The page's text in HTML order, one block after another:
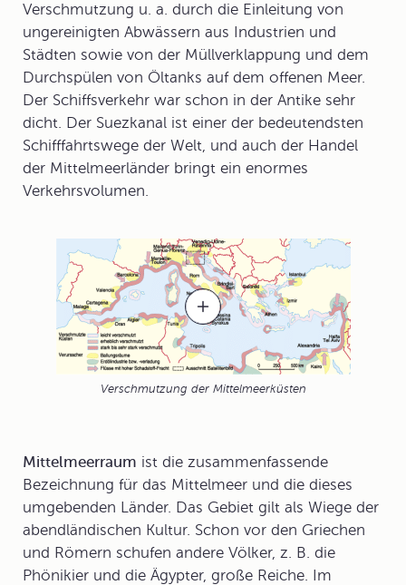
Verschmutzung u. a. durch die Einleitung von
ungereinigten Abwässern aus Industrien und
Städten sowie von der Müllverklappung und dem
Durchspülen von Öltanks auf dem offenen Meer.
Der Schiffsverkehr war schon in der Antike sehr
dicht. Der Suezkanal ist einer der bedeutendsten
Schifffahrtswege der Welt, und auch der Handel
der Mittelmeerländer bringt ein enormes
Verkehrsvolumen.
Verschmutzung der Mittelmeerküsten
Mittelmeerraum ist die zusammenfassende
Bezeichnung für das Mittelmeer und die dieses
umgebenden Länder. Das Gebiet gilt als Wiege der
abendländischen Kultur. Schon vor den Griechen
und Römern schufen andere Völker, z. B. die
Phönikier und die Ägypter, große Reiche. Im